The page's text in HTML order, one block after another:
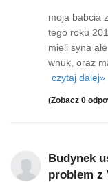
moja babcia
tego roku
mieli syna
wnuk, oraz
czytaj dalej»
(Zobacz 0
Budynek
problem z